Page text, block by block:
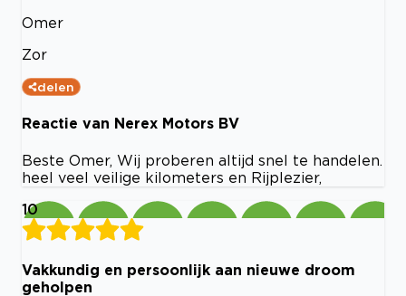
Omer
Zor
delen
Reactie van Nerex Motors BV
Beste Omer, Wij proberen altijd snel te handelen.
heel veel veilige kilometers en Rijplezier,
10
Vakkundig en persoonlijk aan nieuwe droom
geholpen